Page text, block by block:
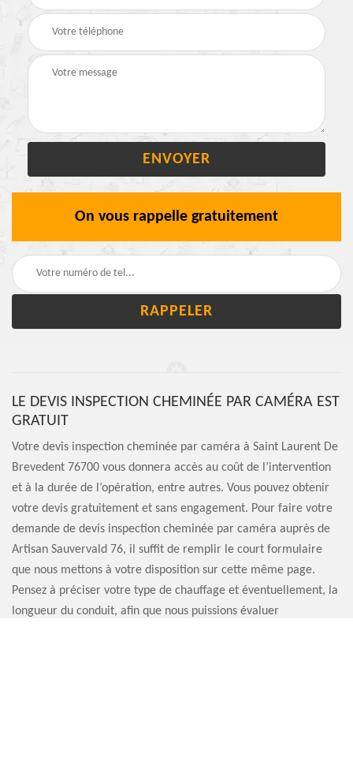
On vous rappelle gratuitement
LE DEVIS INSPECTION CHEMINÉE PAR CAMÉRA EST
GRATUIT
Votre devis inspection cheminée par caméra à Saint Laurent De
Brevedent 76700 vous donnera accès au coût de l’intervention
et à la durée de l’opération, entre autres. Vous pouvez obtenir
votre devis gratuitement et sans engagement. Pour faire votre
demande de devis inspection cheminée par caméra auprès de
Artisan Sauvervald 76, il suffit de remplir le court formulaire
que nous mettons à votre disposition sur cette même page.
Pensez à préciser votre type de chauffage et éventuellement, la
longueur du conduit, afin que nous puissions évaluer